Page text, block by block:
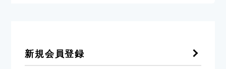
新規会員登録